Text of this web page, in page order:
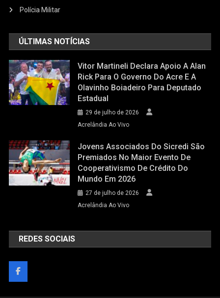
Polícia Militar
ÚLTIMAS NOTÍCIAS
Vitor Martineli Declara Apoio A Alan
Rick Para O Governo Do Acre E A
Olavinho Boiadeiro Para Deputado
Estadual
29 de julho de 2026
Acrelândia Ao Vivo
Jovens Associados Do Sicredi São
Premiados No Maior Evento De
Cooperativismo De Crédito Do
Mundo Em 2026
27 de julho de 2026
Acrelândia Ao Vivo
REDES SOCIAIS